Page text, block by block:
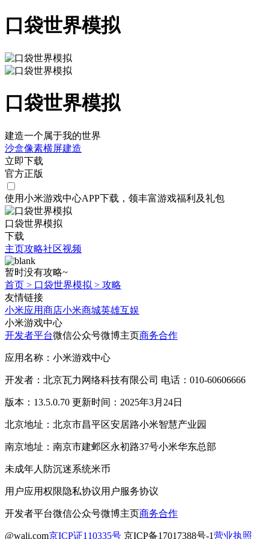
口袋世界模拟
口袋世界模拟
建造一个属于我的世界
沙盒像素横屏建造
立即下载
官方正版
使用小米游戏中心APP下载 ，领丰富游戏福利 及礼包
口袋世界模拟
下载
主页攻略社区视频
暂时没有攻略~
首页 > 口袋世界模拟 > 攻略
友情链接
小米应用商店小米商城英雄互娱
小米游戏中心
开发者平台微信公众号微博主页商务合作
应用名称：小米游戏中心
开发者：北京瓦力网络科技有限公司 电话：010-60606666
版本：13.5.0.70 更新时间：2025年3月24日
北京地址：北京市昌平区安居路小米智慧产业园
南京地址：南京市建邺区永初路37号小米华东总部
未成年人防沉迷系统米币
用户应用权限隐私协议用户服务协议
开发者平台微信公众号微博主页商务合作
@wali.com京ICP证110335号 京ICP备17017388号-1营业执照